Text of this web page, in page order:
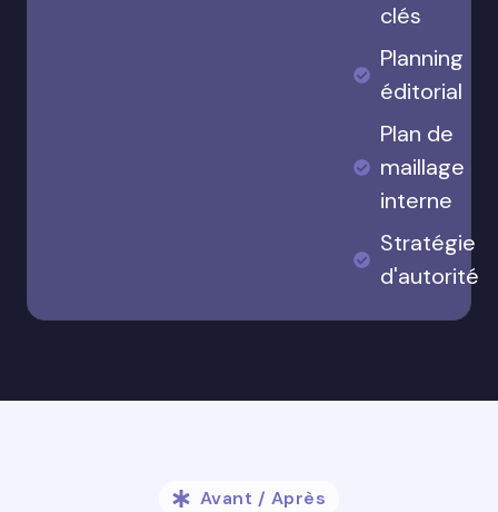
clés
Planning
éditorial
Plan de
maillage
interne
Stratégie
d'autorité
Avant / Après